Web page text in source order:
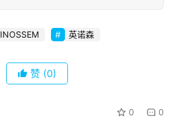
INOSSEM 英诺森
赞 (0)
0 0